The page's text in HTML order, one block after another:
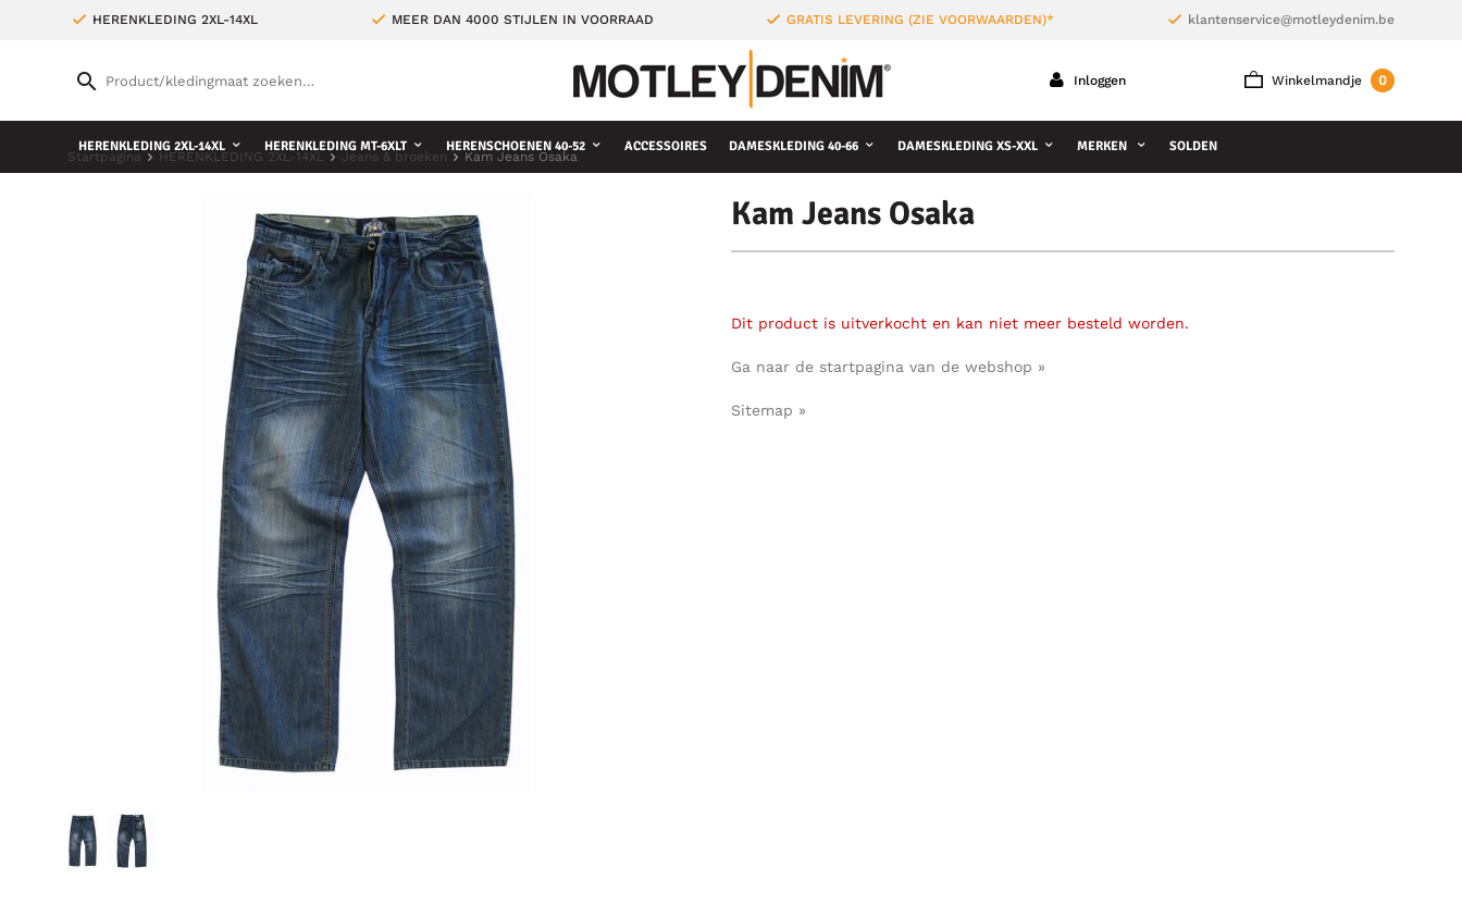
HERENKLEDING 2XL-14XL MEER DAN 4000 STIJLEN IN VOORRAAD GRATIS LEVERING (ZIE VOORWAARDEN)* klantenservice@motleydenim.be
Winkelmandje 0
Inloggen
HERENKLEDING 2XL-14XL HERENKLEDING MT-6XLT HERENSCHOENEN 40-52 ACCESSOIRES DAMESKLEDING 40-66 DAMESKLEDING XS-XXL MERKEN SOLDEN
Startpagina HERENKLEDING 2XL-14XL Jeans & broeken Kam Jeans Osaka
Kam Jeans Osaka
Dit product is uitverkocht en kan niet meer besteld worden.
Ga naar de startpagina van de webshop »
Sitemap »